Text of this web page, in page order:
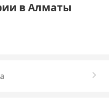
в Алматы